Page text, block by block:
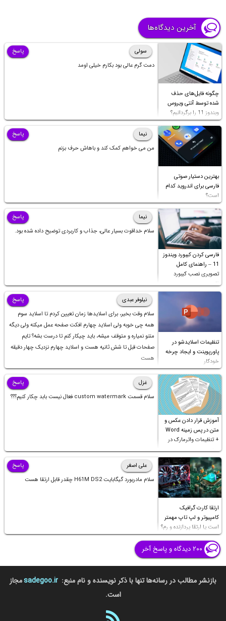
آخرین دیدگاه‌ها
چگونه فایل‌های حذف
شده توسط آنتی ویروس
ویندوز 11 را برگردانیم؟
سولی
دمت گرم عالی بود بکارم خیلی اومد
پاسخ
بهترین دستیار صوتی
فارسی برای اندروید کدام
است؟
نیما
من می خواهم کمک کند و باهاش حرف بزنم
پاسخ
فارسی کردن کیبورد ویندوز
11 – راهنمای کامل
تصویری نصب کیبورد
فارسی
نیما
سلام خداقوت بسیار عالی، جذاب و کاربردی توضیح داده شده بود.
پاسخ
تنظیمات اسلایدشو در
پاورپوینت و ایجاد چرخه
خودکار
نیلوفر عبدی
سلام وقت بخیر، برای اسلایدها زمان تعیین کردم تا اسلاید سوم
همه چی خوبه ولی اسلاید چهارم افکت صفحه عمل میکنه ولی دیگه
متنو نمیاره و متوقف میشه، باید چیکار کنم تا درست بشه؟ تایم
صفحات قبل تا شش ثانیه هست و اسلاید چهارم نزدیک چهار دقیقه
هست
پاسخ
آموزش قرار دادن عکس و
متن در پس زمینه Word
+ تنظیمات واترمارک در
ورد
غزل
سلام قسمت custom watermark فعال نیست بابد چکار کنیم؟؟؟
پاسخ
ارتقا کارت گرافیک
کامپیوتر و لپ تاپ مهمتر
است یا ارتقا پردازنده و رم؟
علی اصغر
سلام مادربورد گیگابایت H61M DS2 چقدر قابل ارتقا هست
پاسخ
۲۰۰ دیدگاه و پاسخ آخر
بازنشر مطالب در رسانه‌ها تنها با ذکر نویسنده و نام منبع: sadegoo.irمجاز
است.